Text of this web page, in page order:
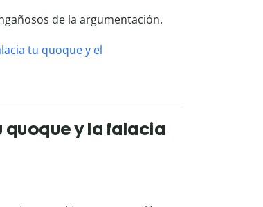
de la argumentación.
tu quoque y el
quoque y la falacia